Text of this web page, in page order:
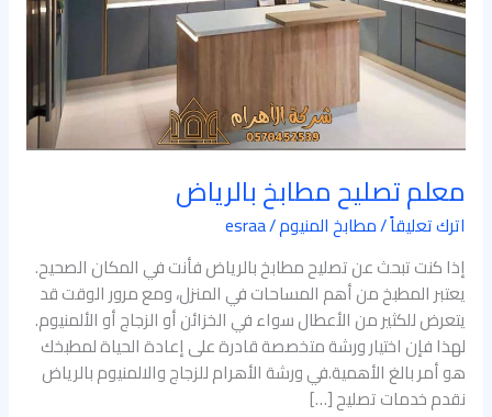
معلم تصليح مطابخ بالرياض
اترك تعليقاً/مطابخ المنيوم/
esraa
إذا كنت تبحث عن تصليح مطابخ بالرياض فأنت في المكان الصحيح.
يعتبر المطبخ من أهم المساحات في المنزل، ومع مرور الوقت قد
يتعرض للكثير من الأعطال سواء في الخزائن أو الزجاج أو الألمنيوم.
لهذا فإن اختيار ورشة متخصصة قادرة على إعادة الحياة لمطبخك
هو أمر بالغ الأهمية.في ورشة الأهرام للزجاج والالمنيوم بالرياض
نقدم خدمات تصليح […]